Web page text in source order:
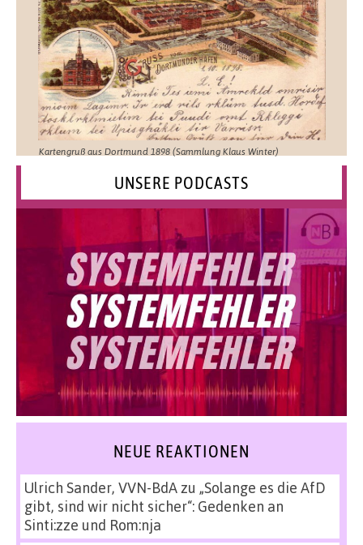
Kartengruß aus Dortmund 1898 (Sammlung Klaus Winter)
UNSERE PODCASTS
NEUE REAKTIONEN
Ulrich Sander, VVN-BdAzu „Solange es die AfD
gibt, sind wir nicht sicher“: Gedenken an
Sinti:zze und Rom:nja